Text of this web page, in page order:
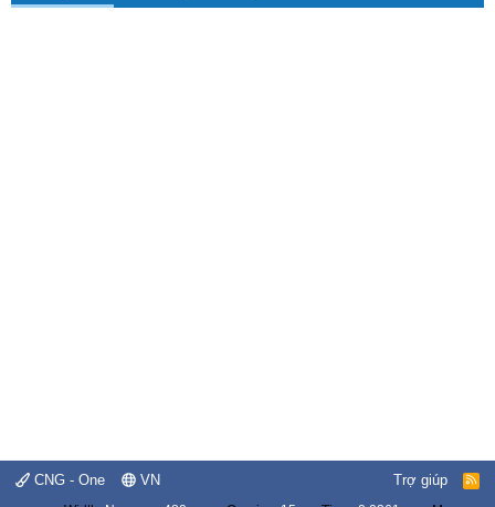
CNG - One VN Trợ giúp
R